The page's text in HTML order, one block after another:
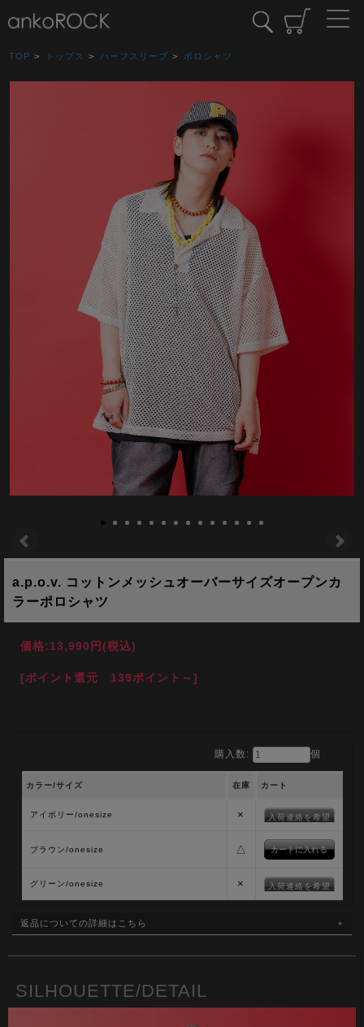
TOP > トップス > ハーフスリーブ > ポロシャツ
a.p.o.v. コットンメッシュオーバーサイズオープンカ
ラーポロシャツ
価格:13,990円(税込)
[ポイント還元 139ポイント～]
購入数: 個
カラー/サイズ 在庫 カート
アイボリー/onesize × 入荷連絡を希望
ブラウン/onesize △
グリーン/onesize × 入荷連絡を希望
返品についての詳細はこちら
SILHOUETTE/DETAIL